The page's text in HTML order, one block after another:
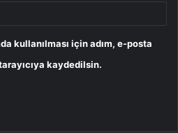
kullanılması için adım, e-posta
kaydedilsin.